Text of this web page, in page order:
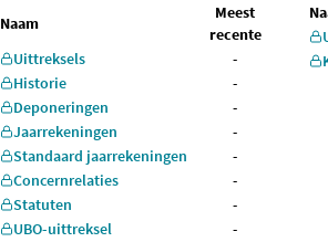
Naam
Meest
recente
Uittreksels
-
Historie
-
Deponeringen
-
Jaarrekeningen
-
Standaard jaarrekeningen
-
Concernrelaties
-
Statuten
-
UBO-uittreksel
-